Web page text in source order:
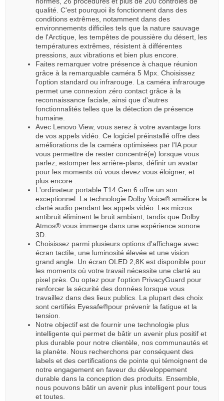
qualité. C'est pourquoi ils fonctionnent dans des
conditions extrêmes, notamment dans des
environnements difficiles tels que la nature sauvage
de l'Arctique, les tempêtes de poussière du désert, les
températures extrêmes, résistent à différentes
pressions, aux vibrations et bien plus encore.
Faites remarquer votre présence à chaque réunion
grâce à la remarquable caméra 5 Mpx. Choisissez
l'option standard ou infrarouge. La caméra infrarouge
permet une connexion zéro contact grâce à la
reconnaissance faciale, ainsi que d'autres
fonctionnalités telles que la détection de présence
humaine.
Avec Lenovo View, vous serez à votre avantage lors
de vos appels vidéo. Ce logiciel préinstallé offre des
améliorations de la caméra optimisées par l'IA pour
vous permettre de rester concentré(e) lorsque vous
parlez, estomper les arrière-plans, définir un avatar
pour les moments où vous devez vous éloigner, et
plus encore .
L'ordinateur portable T14 Gen 6 offre un son
exceptionnel. La technologie Dolby Voice® améliore la
clarté audio pendant les appels vidéo. Les micros
antibruit éliminent le bruit ambiant, tandis que Dolby
Atmos® vous immerge dans une expérience sonore
3D.
Choisissez parmi plusieurs options d'affichage avec
écran tactile, une luminosité élevée et une vision
grand angle. Un écran OLED 2,8K est disponible pour
les moments où votre travail nécessite une clarté au
pixel près. Ou optez pour l'option PrivacyGuard pour
renforcer la sécurité des données lorsque vous
travaillez dans des lieux publics. La plupart des choix
sont certifiés Eyesafe®pour prévenir la fatigue et la
tension.
Notre objectif est de fournir une technologie plus
intelligente qui permet de bâtir un avenir plus positif et
plus durable pour notre clientèle, nos communautés et
la planète. Nous recherchons par conséquent des
labels et des certifications de pointe qui témoignent de
notre engagement en faveur du développement
durable dans la conception des produits. Ensemble,
nous pouvons bâtir un avenir plus intelligent pour tous
et toutes.